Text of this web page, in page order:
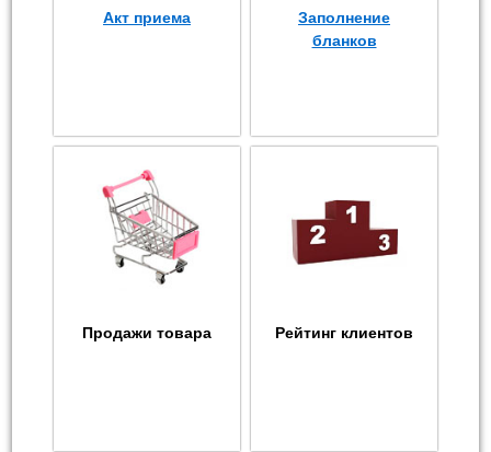
Акт приема
Заполнение
бланков
Продажи товара Рейтинг клиентов